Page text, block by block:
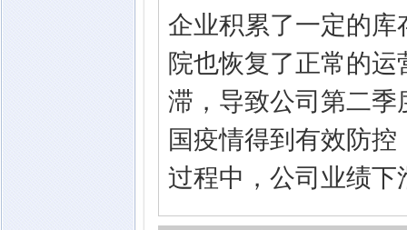
企业积累了一定的
院也恢复了正常的
滞，导致公司第二
国疫情得到有效防
过程中，公司业绩